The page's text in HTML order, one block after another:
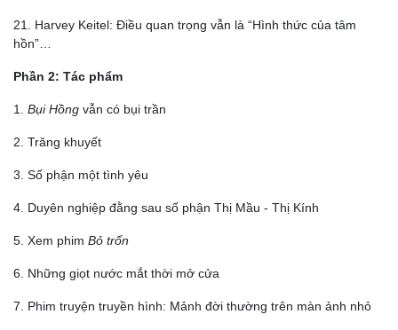
21. Harvey Keitel: Điều quan trọng vẫn là “Hình thức của tâm
hồn”…
Phần 2: Tác phẩm
1. Bụi Hồng vẫn có bụi trần
2. Trăng khuyết
3. Số phận một tình yêu
4. Duyên nghiệp đằng sau số phận Thị Mầu - Thị Kính
5. Xem phim Bỏ trốn
6. Những giọt nước mắt thời mở cửa
7. Phim truyện truyền hình: Mảnh đời thường trên màn ảnh nhỏ